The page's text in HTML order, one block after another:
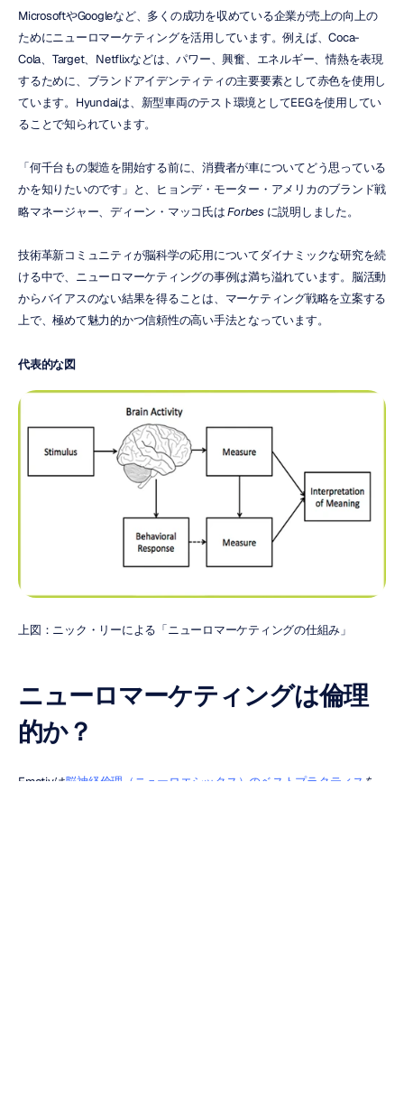
MicrosoftやGoogleなど、多くの成功を収めている企業が売上の向上の
ためにニューロマーケティングを活用しています。例えば、Coca-
Cola、Target、Netflixなどは、パワー、興奮、エネルギー、情熱を表現
するために、ブランドアイデンティティの主要要素として赤色を使用し
ています。Hyundaiは、新型車両のテスト環境としてEEGを使用してい
ることで知られています。
「何千台もの製造を開始する前に、消費者が車についてどう思っている
かを知りたいのです」と、ヒョンデ・モーター・アメリカのブランド戦
略マネージャー、ディーン・マッコ氏は Forbes に説明しました。
技術革新コミュニティが脳科学の応用についてダイナミックな研究を続
ける中で、ニューロマーケティングの事例は満ち溢れています。脳活動
からバイアスのない結果を得ることは、マーケティング戦略を立案する
上で、極めて魅力的かつ信頼性の高い手法となっています。
代表的な図
上図：ニック・リーによる「ニューロマーケティングの仕組み」
ニューロマーケティングは倫理
的か？
Emotivは脳神経倫理（ニューロエシックス）のベストプラクティス を